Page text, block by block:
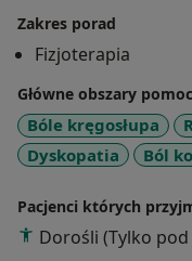
Zakres porad
Fizjoterapia
Główne obszary
Bóle kręgosłupa
Dyskopatia
Ból
Pacjenci których
Dorośli (Tylko